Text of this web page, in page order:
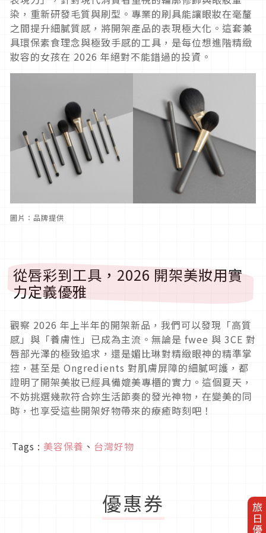
染，重新研發毛質與刷型。專業的刷具能讓眼妝在毫釐
之間提升細膩質感，將開架產品的表現極大化。這套兼
具環保素食理念與極致手感的工具，是每位想進階精緻
妝容的女孩在 2026 年絕對不能錯過的投資。
圖片：品牌提供
從唇彩到工具，2026 開架美妝用實
力定義優雅
觀察 2026 年上半年的開架新品，我們可以發現「高質
感」與「養膚性」已成為主流。無論是 fwee 與 3CE 對
唇部光澤的極致追求，還是媚比琳對精緻眼神的精準掌
控，甚至是 Ongredients 對肌膚屏障的細膩呵護，都
證明了開架美妝已經具備媲美專櫃的實力。這個夏天，
不妨挑選幾款符合妳生活節奏的發光神物，在變美的同
時，也享受這些開架好物帶來的療癒時刻吧！
Tags : 美容保養 、 台灣好物
優惠券